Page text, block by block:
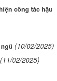
công tác hậu
(10/02/2025)
(11/02/2025)